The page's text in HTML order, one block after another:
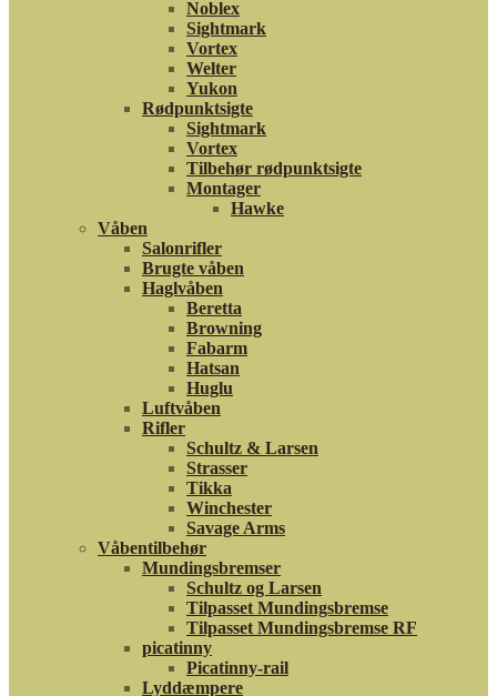
Noblex
Sightmark
Vortex
Welter
Yukon
Rødpunktsigte
Sightmark
Vortex
Tilbehør rødpunktsigte
Montager
Hawke
Våben
Salonrifler
Brugte våben
Haglvåben
Beretta
Browning
Fabarm
Hatsan
Huglu
Luftvåben
Rifler
Schultz & Larsen
Strasser
Tikka
Winchester
Savage Arms
Våbentilbehør
Mundingsbremser
Schultz og Larsen
Tilpasset Mundingsbremse
Tilpasset Mundingsbremse RF
picatinny
Picatinny-rail
Lyddæmpere